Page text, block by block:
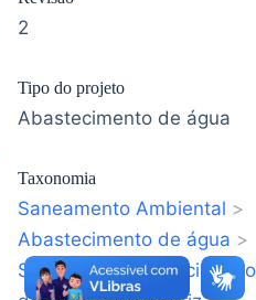
2
Tipo do projeto
Abastecimento de água
Taxonomia
Saneamento Ambiental >
Abastecimento de água >
Sistema de abastecimento